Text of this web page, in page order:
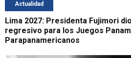
Actualidad
Lima 2027: Presidenta Fujimori
regresivo para los Juegos
Parapanamericanos